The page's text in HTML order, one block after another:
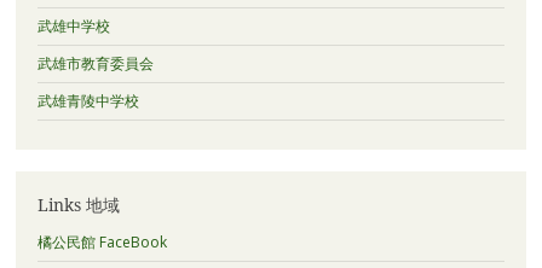
武雄中学校
武雄市教育委員会
武雄青陵中学校
Links 地域
橘公民館 FaceBook